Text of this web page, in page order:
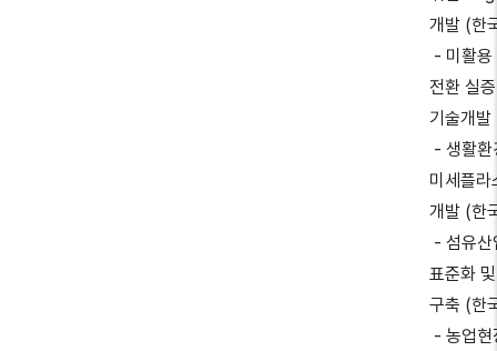
개발 (한
- 미활용
전환 실증
기술개
- 생활환
미세플라
개발 (한
- 섬유산
표준화
구축 (한
- 농업현